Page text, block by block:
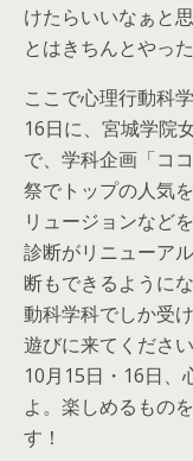
けたらいいなぁと
とはきちんとやっ
ここで心理行動科
16日に、宮城学院
で、学科企画「コ
祭でトップの人気
リュージョンなど
診断がリニューア
断もできるように
動科学科でしか受
遊びに来てくださ
10月15日・16日、
よ。楽しめるもの
す！